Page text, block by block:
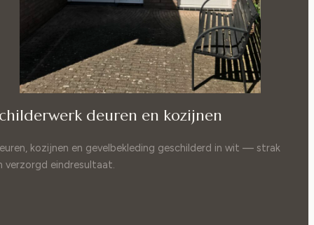
deuren en kozijnen
kozijnen en gevelbekleding geschilderd in wit — strak
verzorgd eindresultaat.